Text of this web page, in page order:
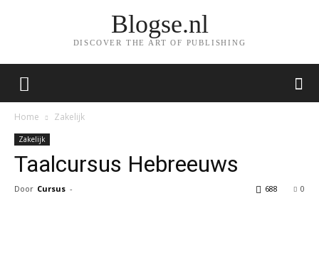
Blogse.nl
DISCOVER THE ART OF PUBLISHING
Home Zakelijk
Zakelijk
Taalcursus Hebreeuws
Door Cursus - 0
688